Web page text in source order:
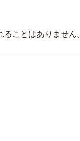
ことはありません